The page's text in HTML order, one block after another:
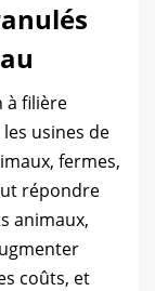
à filière
usines de
fermes,
répondre
animaux,
coûts, et